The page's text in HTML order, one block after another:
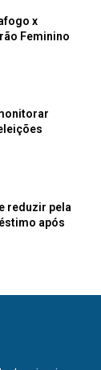
x
Feminino
reduzir pela
após